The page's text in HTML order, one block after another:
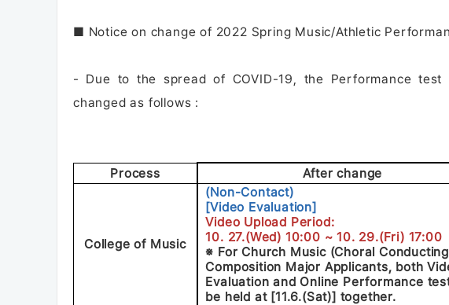
■ Notice on change of 2022 Spring Music/Athletic
- Due to the spread of COVID-19, the Performance test
changed as follows :
Process After change
College of Music
(Non-Contact)
[Video Evaluation]
Video Upload Period:
10. 27.(Wed) 10:00 ~ 10. 29.(Fri) 17:00
※ For Church Music (Choral
Composition Major Applicants, both
Evaluation and Online Performance
be held at [11.6.(Sat)] together.